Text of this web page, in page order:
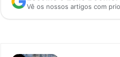
Vê os nossos artigos com